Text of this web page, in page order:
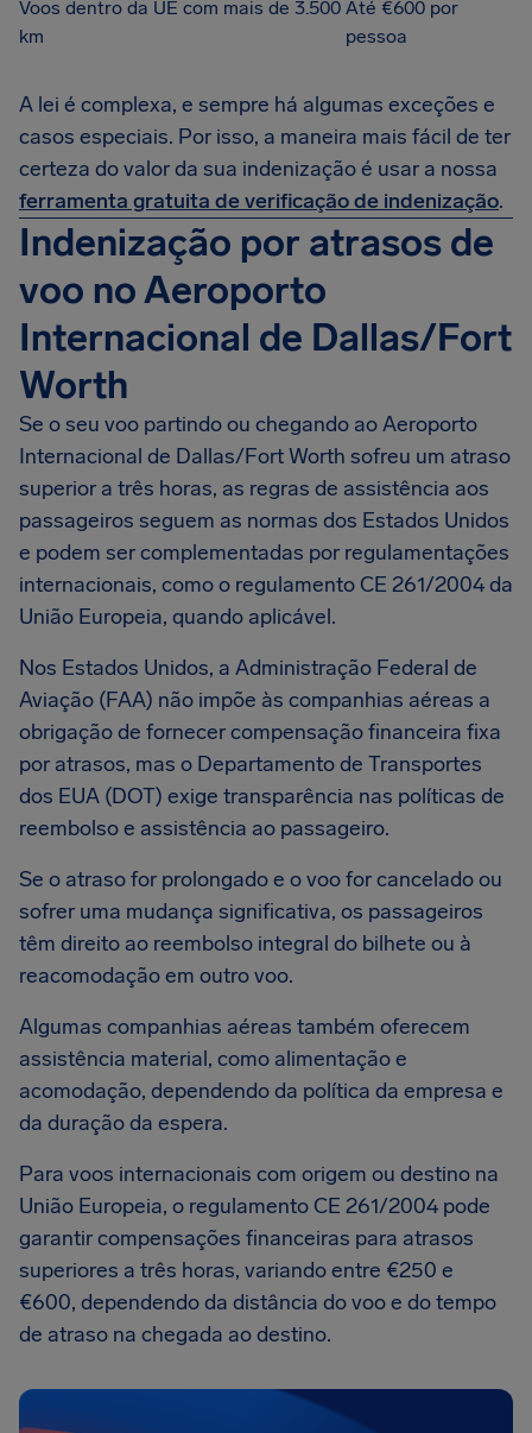
Voos dentro da UE com mais de 3.500
km
Até €600 por
pessoa
A lei é complexa, e sempre há algumas exceções e
casos especiais. Por isso, a maneira mais fácil de ter
certeza do valor da sua indenização é usar a nossa
ferramenta gratuita de verificação de indenização.
Indenização por atrasos de
voo no Aeroporto
Internacional de Dallas/Fort
Worth
Se o seu voo partindo ou chegando ao Aeroporto
Internacional de Dallas/Fort Worth sofreu um atraso
superior a três horas, as regras de assistência aos
passageiros seguem as normas dos Estados Unidos
e podem ser complementadas por regulamentações
internacionais, como o regulamento CE 261/2004 da
União Europeia, quando aplicável.
Nos Estados Unidos, a Administração Federal de
Aviação (FAA) não impõe às companhias aéreas a
obrigação de fornecer compensação financeira fixa
por atrasos, mas o Departamento de Transportes
dos EUA (DOT) exige transparência nas políticas de
reembolso e assistência ao passageiro.
Se o atraso for prolongado e o voo for cancelado ou
sofrer uma mudança significativa, os passageiros
têm direito ao reembolso integral do bilhete ou à
reacomodação em outro voo.
Algumas companhias aéreas também oferecem
assistência material, como alimentação e
acomodação, dependendo da política da empresa e
da duração da espera.
Para voos internacionais com origem ou destino na
União Europeia, o regulamento CE 261/2004 pode
garantir compensações financeiras para atrasos
superiores a três horas, variando entre €250 e
€600, dependendo da distância do voo e do tempo
de atraso na chegada ao destino.